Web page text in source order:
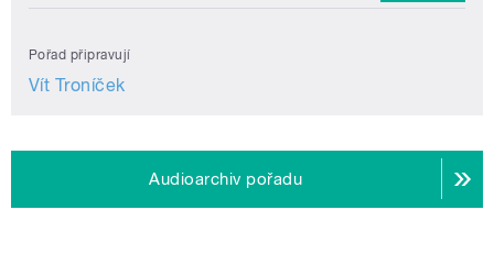
Pořad připravují
Vít Troníček
Audioarchiv pořadu